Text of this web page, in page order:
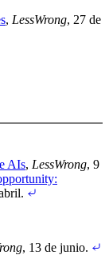
, LessWrong, 27 de
AIs, LessWrong, 9
.
, 13 de junio.